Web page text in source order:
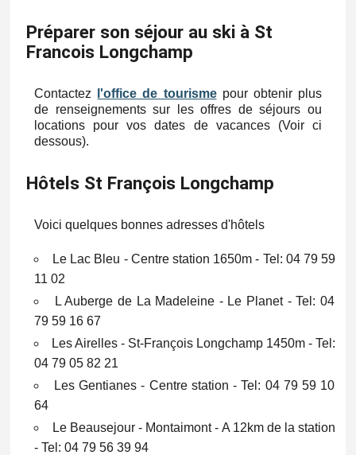
Préparer son séjour au ski à St
Francois Longchamp
Contactez l'office de tourismepour obtenir plus
de renseignements sur les offres de séjours ou
locations pour vos dates de vacances (Voir ci
dessous).
Hôtels St François Longchamp
Voici quelques bonnes adresses d'hôtels
Le Lac Bleu - Centre station 1650m - Tel: 04 79 59
11 02
L Auberge de La Madeleine - Le Planet - Tel: 04
79 59 16 67
Les Airelles - St-François Longchamp 1450m - Tel:
04 79 05 82 21
Les Gentianes - Centre station - Tel: 04 79 59 10
64
Le Beausejour - Montaimont - A 12km de la station
- Tel: 04 79 56 39 94